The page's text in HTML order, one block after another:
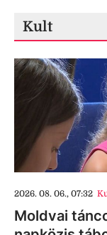
Kult
2026. 08. 06., 07:32
Moldvai